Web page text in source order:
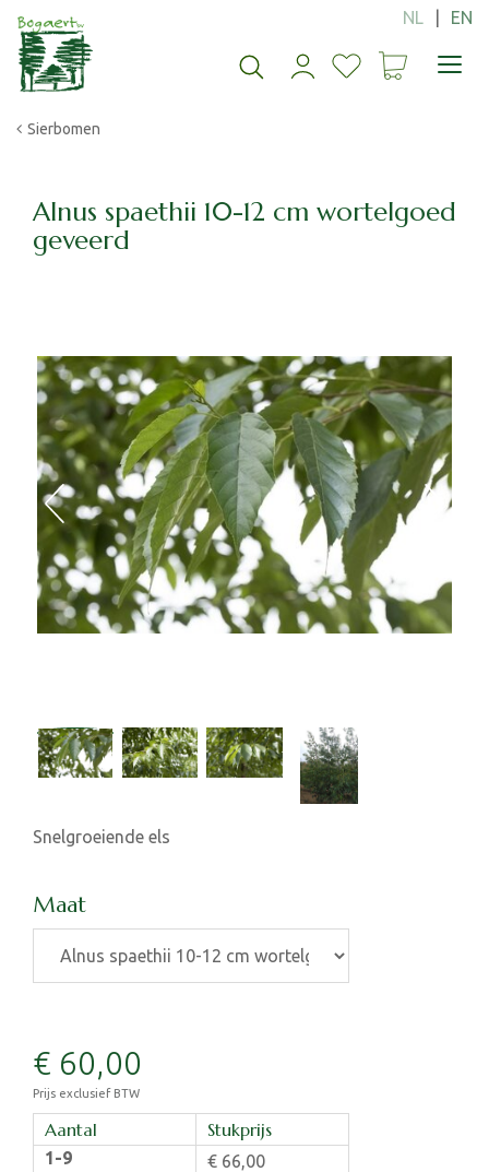
Sierbomen
Alnus spaethii 10-12 cm wortelgoed
geveerd
Snelgroeiende els
Maat
€ 60,00
Prijs exclusief BTW
Aantal Stukprijs
1-9 € 66 00